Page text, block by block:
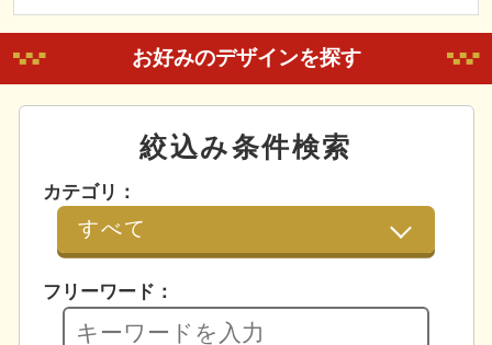
お好みのデザインを探す
絞込み条件検索
カテゴリ：
フリーワード：